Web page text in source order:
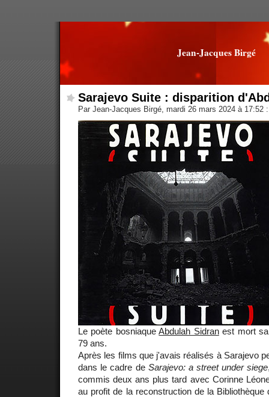
Jean-Jacques Birgé
Sarajevo Suite : disparition
Par Jean-Jacques Birgé, mardi 26 mars 2024 à 17:52
Le poète bosniaqueAbdulah Sidranest mort
79 ans.
Après les films que j'avais réalisés à Sarajevo
dans le cadre de Sarajevo: a street under siege
commis deux ans plus tard avec Corinne
au profit de la reconstruction de la